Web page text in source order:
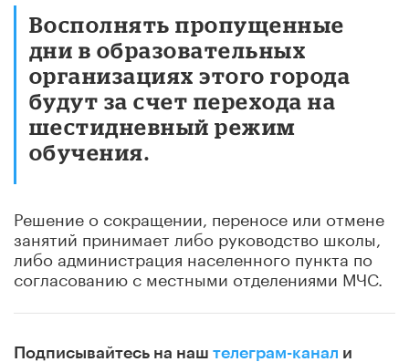
Восполнять пропущенные
дни в образовательных
организациях этого города
будут за счет перехода на
шестидневный режим
обучения.
Решение о сокращении, переносе или отмене
занятий принимает либо руководство школы,
либо администрация населенного пункта по
согласованию с местными отделениями МЧС.
Подписывайтесь на наш телеграм-канал и